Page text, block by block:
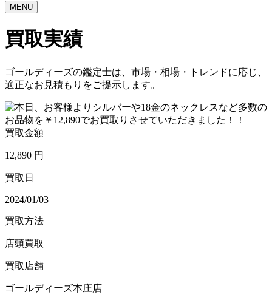
MENU
買取実績
ゴールディーズの鑑定士は、市場・相場・トレンドに応じ、
適正なお見積もりをご提示します。
買取金額
12,890 円
買取日
2024/01/03
買取方法
店頭買取
買取店舗
ゴールディーズ本庄店